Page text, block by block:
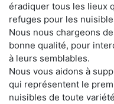
éradiquer tous les lieux
refuges pour les
Nous nous chargeons
bonne qualité, pour
à leurs semblables.
Nous vous aidons à
qui représentent le
nuisibles de toute